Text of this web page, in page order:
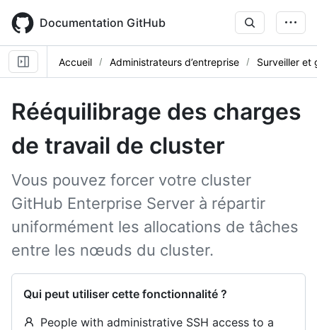
main
content
Documentation GitHub
Accueil Administrateurs d’entreprise Surveiller et
Rééquilibrage des charges
de travail de cluster
Vous pouvez forcer votre cluster
GitHub Enterprise Server à répartir
uniformément les allocations de tâches
entre les nœuds du cluster.
Qui peut utiliser cette fonctionnalité ?
People with administrative SSH access to a